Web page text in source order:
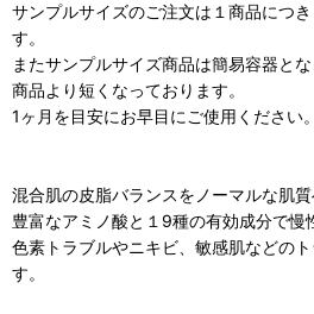
サンプルサイズのご注文は１商品につ
す。
またサンプルサイズ商品は簡易容器と
商品より短くなっております。
1ヶ月を目安にお早目にご使用ください。
混合肌の皮脂バランスをノーマルな肌質
豊富なアミノ酸と１9種の有効成分で慢
色素トラブルやニキビ、敏感肌などの
す。